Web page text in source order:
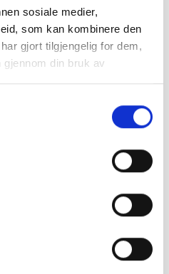
sosiale medier,
som kan kombinere den
gjort tilgjengelig for dem,
din bruk av
Fase 1)
2)